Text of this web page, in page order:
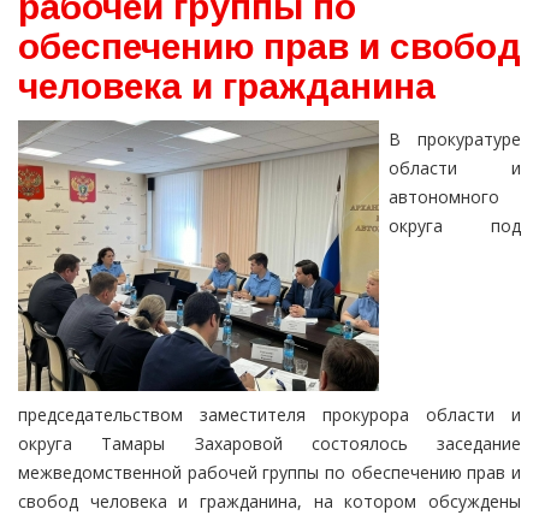
обеспечению прав и свобод
человека и гражданина
В прокуратуре
области и
автономного
округа под
председательством заместителя прокурора области и
округа Тамары Захаровой состоялось заседание
межведомственной рабочей группы по обеспечению прав и
свобод человека и гражданина, на котором обсуждены